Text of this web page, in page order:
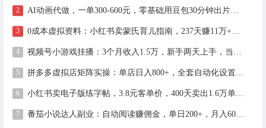
AI动画代做，一单300-600元，零基础用豆包30分钟出片，长期接单渠道公开
0成本虚拟资料：小红书卖蒙氏育儿指南，237天赚11万+（附全流程操作）
视频号小游戏挂播：3个月收入1.5万，新手两天上手，当天见收益
拼多多虚拟店矩阵实操：单店日入800+，全套自动化设置教学
小红书卖电子版练字帖，3.8元客单价，400天卖出1.6万单的全流程拆解
番茄小说达人副业：自动阅读赚佣金，单日200+，月入6000-15000